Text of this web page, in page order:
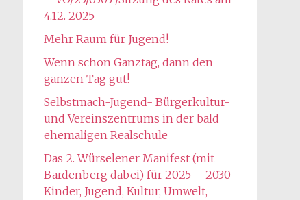
4.12. 2025
Mehr Raum für Jugend!
Wenn schon Ganztag, dann den
ganzen Tag gut!
Selbstmach-Jugend- Bürgerkultur-
und Vereinszentrums in der bald
ehemaligen Realschule
Das 2. Würselener Manifest (mit
Bardenberg dabei) für 2025 – 2030
Kinder, Jugend, Kultur, Umwelt,